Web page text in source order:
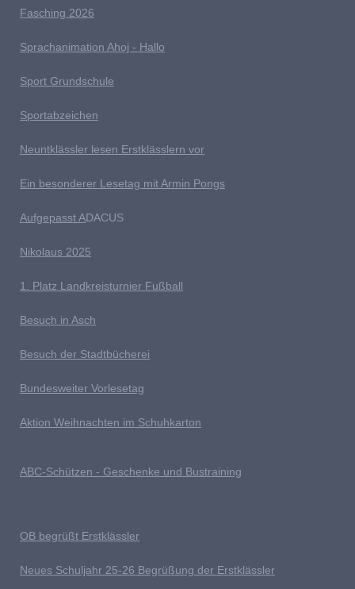
Fasching 2026
Sprachanimation Ahoj - Hallo
Sport Grundschule
Sportabzeichen
Neuntklässler lesen Erstklässlern vor
Ein besonderer Lesetag mit Armin Pongs
Aufgepasst ADACUS
Nikolaus 2025
1. Platz Landkreisturnier Fußball
Besuch in Asch
Besuch der Stadtbücherei
Bundesweiter Vorlesetag
Aktion Weihnachten im Schuhkarton
ABC-Schützen - Geschenke und Bustraining
OB begrüßt Erstklässler
Neues Schuljahr 25-26 Begrüßung der Erstklässler